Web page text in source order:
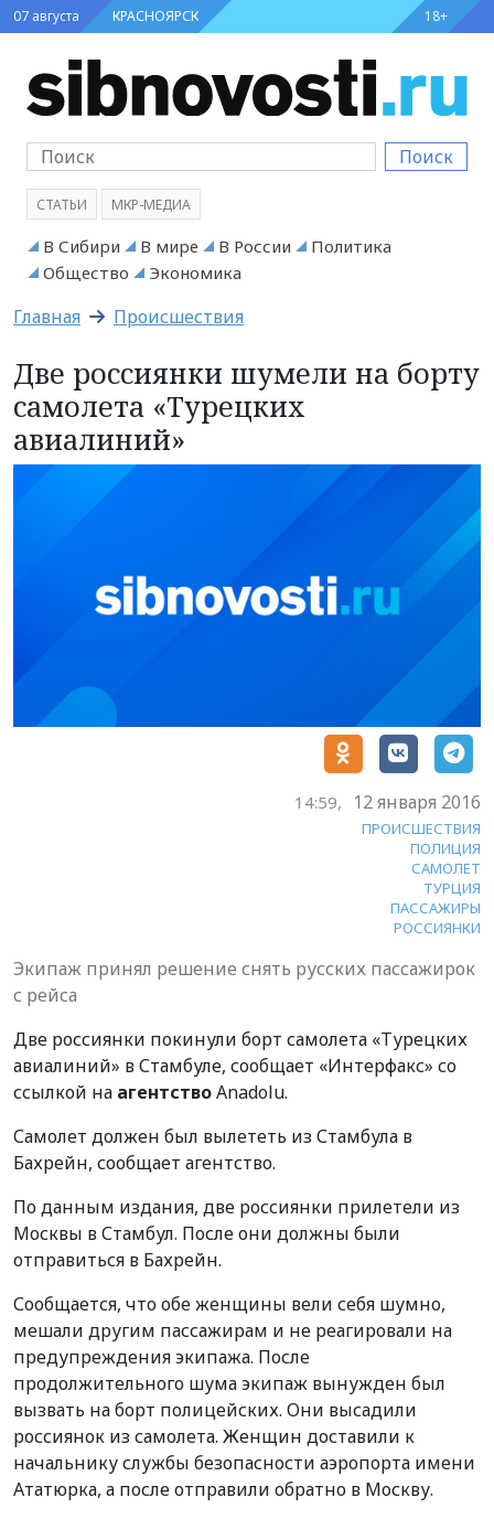
07 августа КРАСНОЯРСК 18+
Поиск
СТАТЬИ МКР-МЕДИА
В Сибири В мире В России
Политика
Общество
Экономика
Главная Происшествия
Две россиянки шумели на борту
самолета «Турецких
авиалиний»
14:59, 12 января 2016
ПРОИСШЕСТВИЯ
ПОЛИЦИЯ
САМОЛЕТ
ТУРЦИЯ
ПАССАЖИРЫ
РОССИЯНКИ
Экипаж принял решение снять русских пассажирок
с рейса
Две россиянки покинули борт самолета «Турецких
авиалиний» в Стамбуле, сообщает «Интерфакс» со
ссылкой на агентствоAnadolu.
Самолет должен был вылететь из Стамбула в
Бахрейн, сообщает агентство.
По данным издания, две россиянки прилетели из
Москвы в Стамбул. После они должны были
отправиться в Бахрейн.
Сообщается, что обе женщины вели себя шумно,
мешали другим пассажирам и не реагировали на
предупреждения экипажа. После
продолжительного шума экипаж вынужден был
вызвать на борт полицейских. Они высадили
россиянок из самолета. Женщин доставили к
начальнику службы безопасности аэропорта имени
Ататюрка, а после отправили обратно в Москву.